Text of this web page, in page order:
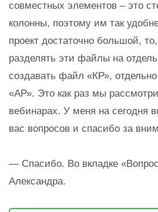
совместных элементов – это
колонны, поэтому им так
проект достаточно большой,
разделять эти файлы на
создавать файл «КР»,
«АР». Это как раз мы
вебинарах. У меня на сегодня
вас вопросов и спасибо за
— Спасибо. Во вкладке
Александра.